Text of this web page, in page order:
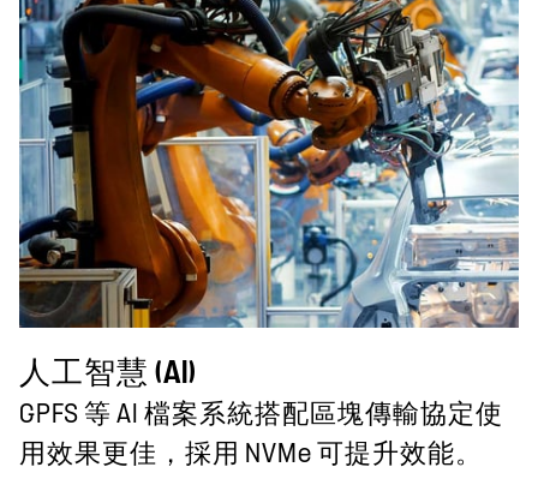
人工智慧 (AI)
GPFS 等 AI 檔案系統搭配區塊傳輸協定使
用效果更佳，採用 NVMe 可提升效能。